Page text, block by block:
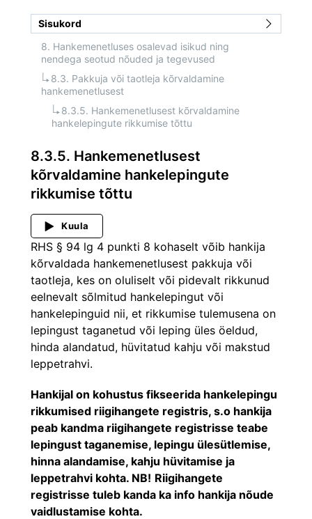
Sisukord
8. Hankemenetluses osalevad isikud ning
nendega seotud nõuded ja tegevused
8.3. Pakkuja või taotleja kõrvaldamine
hankemenetlusest
8.3.5. Hankemenetlusest kõrvaldamine
hankelepingute rikkumise tõttu
8.3.5. Hankemenetlusest
kõrvaldamine hankelepingute
rikkumise tõttu
Kuula
RHS § 94 lg 4 punkti 8 kohaselt võib hankija
kõrvaldada hankemenetlusest pakkuja või
taotleja, kes on oluliselt või pidevalt rikkunud
eelnevalt sõlmitud hankelepingut või
hankelepinguid nii, et rikkumise tulemusena on
lepingust taganetud või leping üles öeldud,
hinda alandatud, hüvitatud kahju või makstud
leppetrahvi.
Hankijal on kohustus fikseerida hankelepingu
rikkumised riigihangete registris, s.o hankija
peab kandma riigihangete registrisse teabe
lepingust taganemise, lepingu ülesütlemise,
hinna alandamise, kahju hüvitamise ja
leppetrahvi kohta. NB! Riigihangete
registrisse tuleb kanda ka info hankija nõude
vaidlustamise kohta.